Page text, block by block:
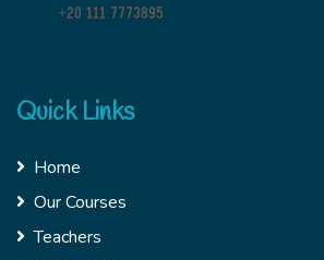
+20 111 7773895
Quick Links
Home
Our Courses
Teachers